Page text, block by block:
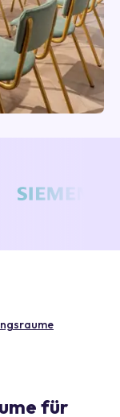
für